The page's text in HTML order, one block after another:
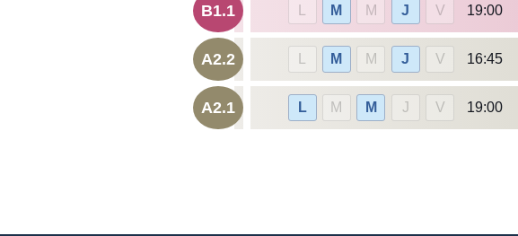
B1.1 M M J V 19:00
A2.2 M M J V 16:45
A2.1 L M M J V 19:00